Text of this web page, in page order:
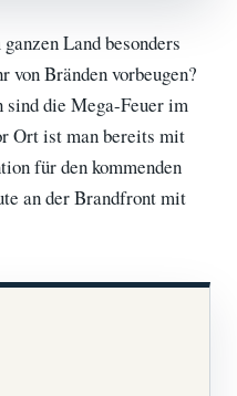
Land besonders
von Bränden vorbeugen?
sind die Mega-Feuer im
Ort ist man bereits mit
für den kommenden
an der Brandfront mit